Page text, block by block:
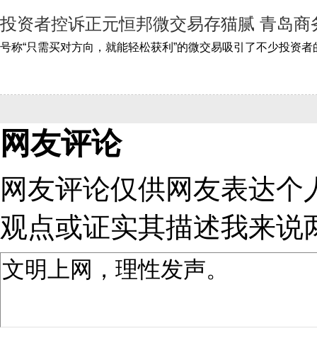
投资者控诉正元恒邦微交易存猫腻 青岛
网友评论
网友评论仅供网友表达
观点或证实其描述我来说